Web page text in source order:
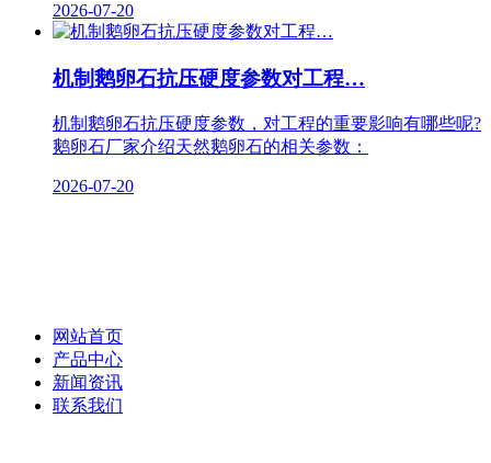
2026-07-20
机制鹅卵石抗压硬度参数对工程…
机制鹅卵石抗压硬度参数，对工程的重要影响有哪些呢?
鹅卵石厂家介绍天然鹅卵石的相关参数：
2026-07-20
网站首页
产品中心
新闻资讯
联系我们